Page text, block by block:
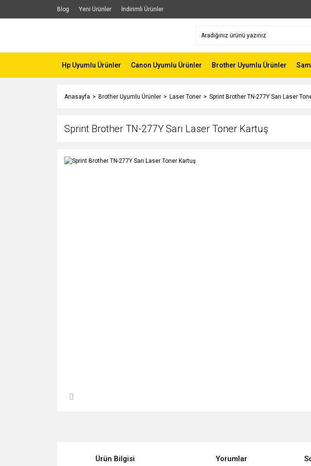
Blog Yeni Ürünler İndirimli Ürünler
Hp Uyumlu Ürünler Canon Uyumlu Ürünler Brother Uyumlu Ürünler
Anasayfa Brother Uyumlu Ürünler Laser Toner Sprint Brother TN-277Y Sarı Laser
Sprint Brother TN-277Y Sarı Laser Toner Kartuş
Ürün Bilgisi Yorumlar